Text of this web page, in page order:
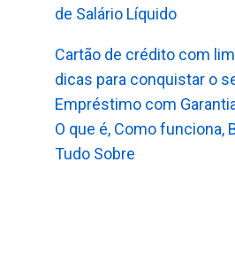
de Salário Líquido
Cartão de crédito com
dicas para conquistar o
Empréstimo com
O que é, Como funciona,
Tudo Sobre